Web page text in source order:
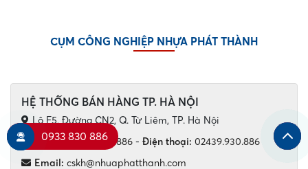
CỤM CÔNG NGHIỆP NHỰA PHÁT THÀNH
HỆ THỐNG BÁN HÀNG TP. HÀ NỘI
Lô F5, Đường CN2, Q. Từ Liêm, TP. Hà Nội
Hotline: 0933.830.886 - Điện thoại: 02439.930.886
Email: cskh@nhuaphatthanh.com
0933 830 886